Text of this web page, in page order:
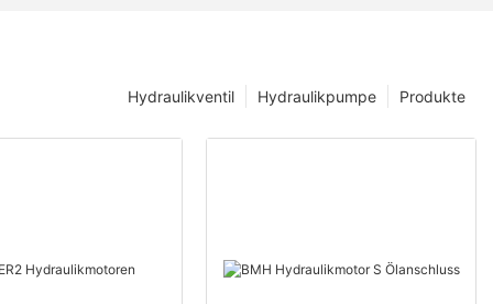
Produkte
Hydraulikpumpe
Hydraulikventil